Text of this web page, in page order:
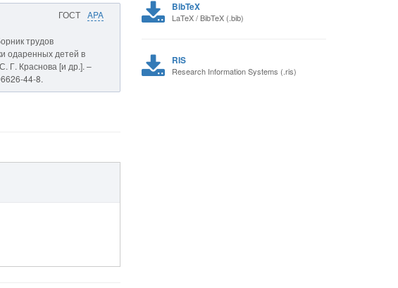
ГОСТ APA
трудов
одаренных детей в
Г. Краснова [и др.]. –
44-8.
BibTeX
LaTeX / BibTeX (.bib)
RIS
Research Information Systems (.ris)